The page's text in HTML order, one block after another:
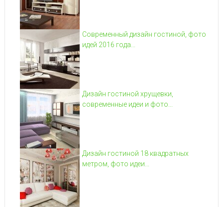
Современный дизайн гостиной, фото
идей 2016 года...
Дизайн гостиной хрущевки,
современные идеи и фото...
Дизайн гостиной 18 квадратных
метром, фото идеи...